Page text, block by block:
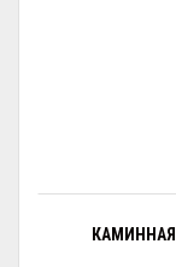
КАМИННАЯ